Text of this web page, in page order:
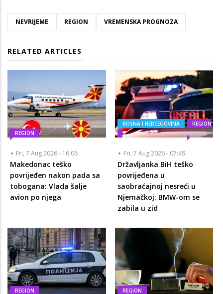
NEVRIJEME REGION VREMENSKA PROGNOZA
RELATED ARTICLES
REGION
Fri, 7 Aug 2026 - 16:06
Makedonac teško
povrijeđen nakon pada sa
tobogana: Vlada šalje
avion po njega
BOSNA I HERCEGOVINA REGION
Fri, 7 Aug 2026 - 07:49
Državljanka BiH teško
povrijeđena u
saobraćajnoj nesreći u
Njemačkoj: BMW-om se
zabila u zid
REGION REGION